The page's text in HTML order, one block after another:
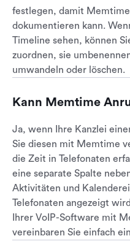
festlegen, damit Memtime
dokumentieren kann.
Timeline sehen, können
zuordnen, sie
umwandeln oder löschen.
Kann Memtime
Ja, wenn Ihre Kanzlei
Sie diesen mit Memtime
die Zeit in Telefonaten
eine separate Spalte
Aktivitäten und
Telefonaten angezeigt
Ihrer VoIP-Software mit
vereinbaren Sie einfach